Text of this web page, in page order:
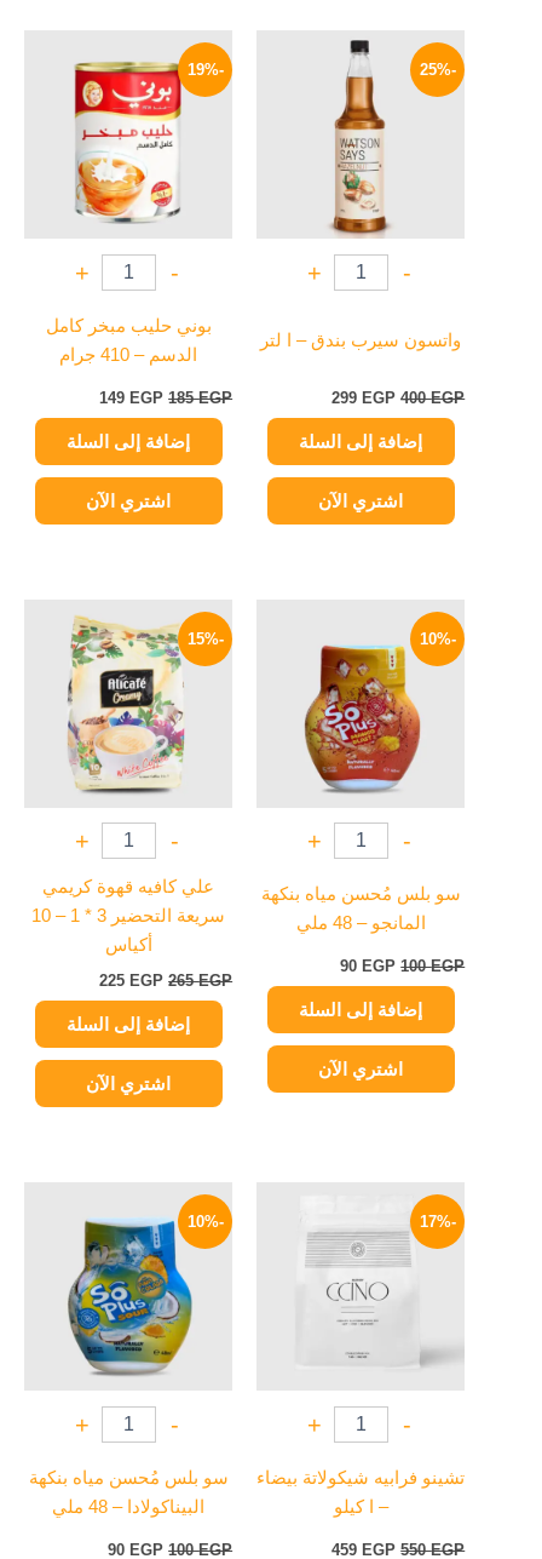
-25%
-
+
واتسون سيرب بندق – ا لتر
400EGP
السعر
الأصلي
400 EGP.
299 EGP
إضافة إلى السلة
اشتري الآن
-19%
-
+
بوني حليب مبخر كامل
الدسم – 410 جرام
185EGP
الأصلي
هو:
185 EGP.
149 EGP
الحالي
هو:
149 EGP.
إضافة إلى السلة
اشتري الآن
-10%
-
+
سو بلس مُحسن مياه بنكهة
المانجو – 48 ملي
100EGP
هو:
100 EGP.
90 EGP
هو:
90 EGP.
إضافة إلى السلة
اشتري الآن
-15%
-
+
علي كافيه قهوة كريمي
سريعة التحضير 3 * 1 – 10
أكياس
265EGP
الأصلي
هو:
265 EGP.
225 EGP
الحالي
هو:
225 EGP.
إضافة إلى السلة
اشتري الآن
-17%
-
+
تشينو فرابيه شيكولاتة بيضاء
– ا كيلو
550EGP
هو:
550 EGP.
459 EGP
هو:
459 EGP.
-10%
-
+
سو بلس مُحسن مياه بنكهة
البيناكولادا – 48 ملي
100EGP
هو:
100 EGP.
90 EGP
هو:
90 EGP.